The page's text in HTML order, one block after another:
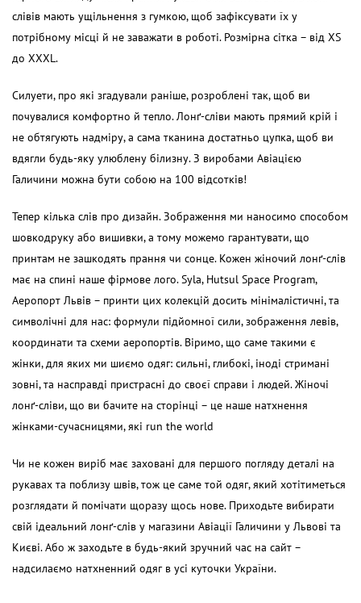
слівів мають ущільнення з гумкою, щоб зафіксувати їх у
потрібному місці й не заважати в роботі. Розмірна сітка – від XS
до XXXL.
Силуети, про які згадували раніше, розроблені так, щоб ви
почувалися комфортно й тепло. Лонґ-сліви мають прямий крій і
не обтягують надміру, а сама тканина достатньо цупка, щоб ви
вдягли будь-яку улюблену білизну. З виробами Авіацією
Галичини можна бути собою на 100 відсотків!
Тепер кілька слів про дизайн. Зображення ми наносимо способом
шовкодруку або вишивки, а тому можемо гарантувати, що
принтам не зашкодять прання чи сонце. Кожен жіночий лонґ-слів
має на спині наше фірмове лого. Syla, Hutsul Space Program,
Аеропорт Львів – принти цих колекцій досить мінімалістичні, та
символічні для нас: формули підйомної сили, зображення левів,
координати та схеми аеропортів. Віримо, що саме такими є
жінки, для яких ми шиємо одяг: сильні, глибокі, іноді стримані
зовні, та насправді пристрасні до своєї справи і людей. Жіночі
лонґ-сліви, що ви бачите на сторінці – це наше натхнення
жінками-сучасницями, які run the world
Чи не кожен виріб має заховані для першого погляду деталі на
рукавах та поблизу швів, тож це саме той одяг, який хотітиметься
розглядати й помічати щоразу щось нове. Приходьте вибирати
свій ідеальний лонґ-слів у магазини Авіації Галичини у Львові та
Києві. Або ж заходьте в будь-який зручний час на сайт –
надсилаємо натхненний одяг в усі куточки України.